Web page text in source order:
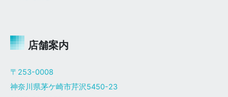
Ｘ
ク
様
店舗案内
〒253-0008
神奈川県茅ケ崎市芹沢5450-23